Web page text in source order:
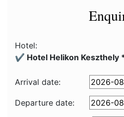
Hotel:
✔️ Hotel Helikon Keszthely
Arrival date:
Departure date: